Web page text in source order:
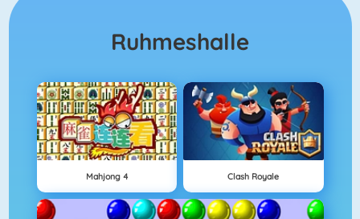
Ruhmeshalle
Mahjong 4 Clash Royale